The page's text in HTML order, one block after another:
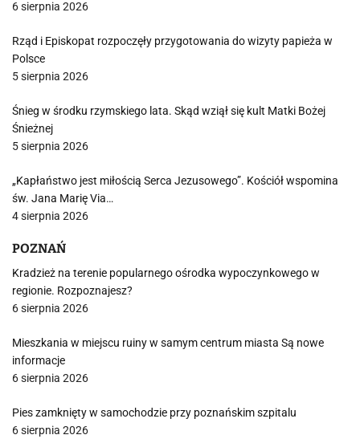
6 sierpnia 2026
Rząd i Episkopat rozpoczęły przygotowania do wizyty papieża w
Polsce
5 sierpnia 2026
Śnieg w środku rzymskiego lata. Skąd wziął się kult Matki Bożej
Śnieżnej
5 sierpnia 2026
„Kapłaństwo jest miłością Serca Jezusowego”. Kościół wspomina
św. Jana Marię Via…
4 sierpnia 2026
POZNAŃ
Kradzież na terenie popularnego ośrodka wypoczynkowego w
regionie. Rozpoznajesz?
6 sierpnia 2026
Mieszkania w miejscu ruiny w samym centrum miasta Są nowe
informacje
6 sierpnia 2026
Pies zamknięty w samochodzie przy poznańskim szpitalu
6 sierpnia 2026